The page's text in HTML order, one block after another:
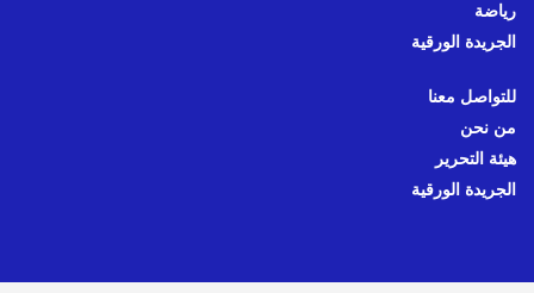
رياضة
الجريدة الورقية
للتواصل معنا
من نحن
هيئة التحرير
الجريدة الورقية